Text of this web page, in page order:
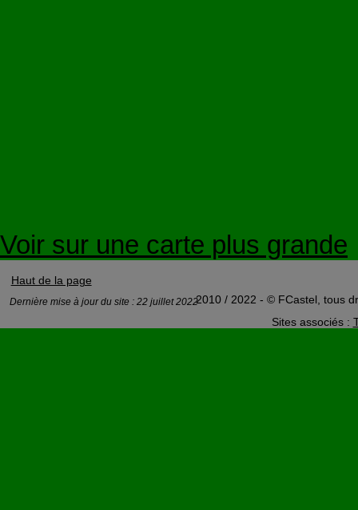
Voir sur une carte plus grande
Haut de la page
Dernière mise à jour du site : 22 juillet 20222010 / 2022 - © FCastel, tous
Sites associés :